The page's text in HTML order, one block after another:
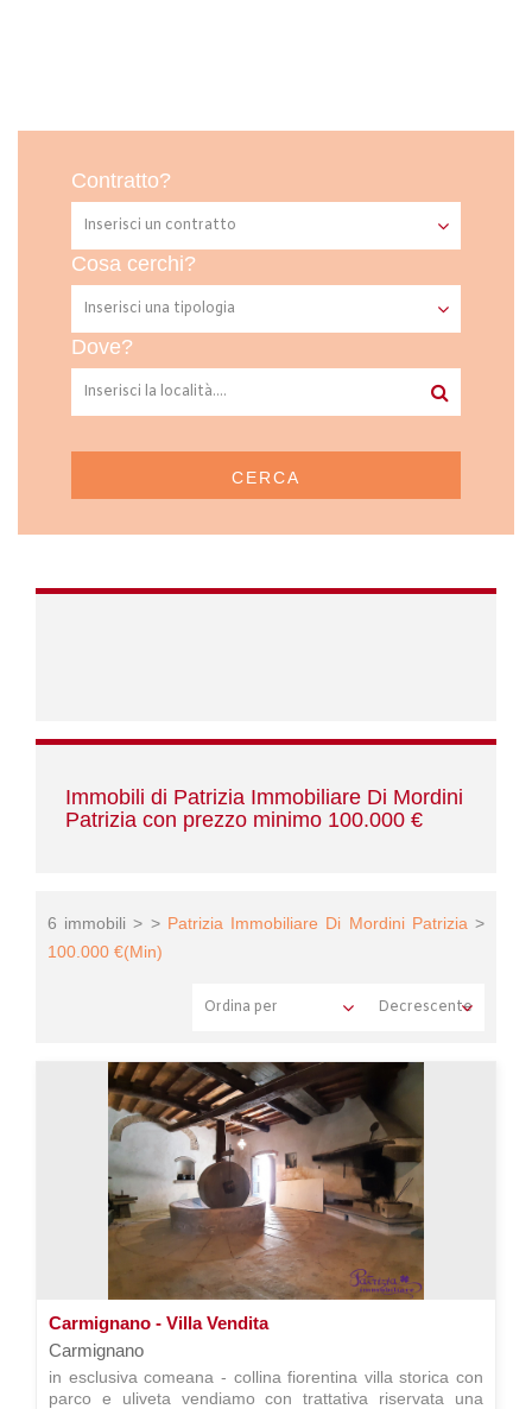
Contratto?
Cosa cerchi?
Dove?
CERCA
Immobili di Patrizia Immobiliare Di Mordini
Patrizia con prezzo minimo 100.000 €
6 immobili > > Patrizia Immobiliare Di Mordini Patrizia >
100.000 €(Min)
Carmignano - Villa Vendita
Carmignano
in esclusiva comeana - collina fiorentina villa storica con
parco e uliveta vendiamo con trattativa riservata una